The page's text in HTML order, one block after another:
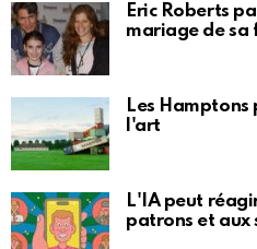
Eric Roberts
mariage de sa
Les
l'art
L'IA peut
patrons et aux